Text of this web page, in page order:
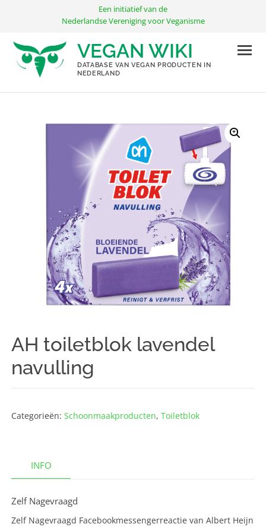
inhoud
Een initiatief van de
Nederlandse Vereniging voor Veganisme
VEGAN WIKI
DATABASE VAN VEGAN PRODUCTEN IN
NEDERLAND
AH toiletblok lavendel
navulling
Categorieën:Schoonmaak­producten,Toiletblok
INFO
Zelf Nagevraagd
Zelf Nagevraagd Facebookmessengerreactie van Albert Heijn